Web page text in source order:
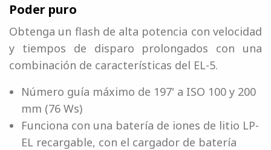
Poder puro
Obtenga un flash de alta potencia con velocidad
y tiempos de disparo prolongados con una
combinación de características del EL-5.
Número guía máximo de 197' a ISO 100 y 200
mm (76 Ws)
Funciona con una batería de iones de litio LP-
EL recargable, con el cargador de batería